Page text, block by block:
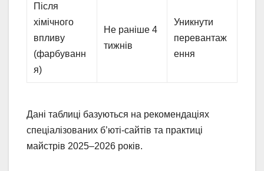
Після
хімічного
впливу
(фарбуванн
я)
Не раніше 4
тижнів
Уникнути
перевантаж
ення
Дані таблиці базуються на рекомендаціях
спеціалізованих б’юті-сайтів та практиці
майстрів 2025–2026 років.